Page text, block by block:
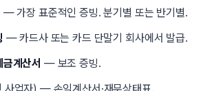
— 가장 표준적인 증빙. 분기별 또는 반기별.
— 카드사 또는 카드 단말기 회사에서 발급.
계산서 — 보조 증빙.